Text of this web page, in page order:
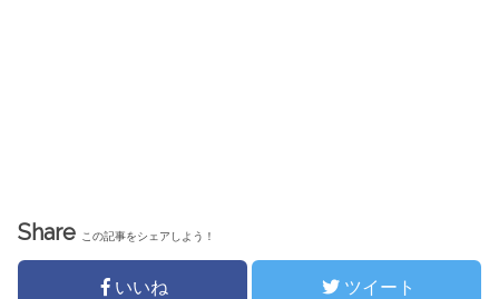
Share この記事をシェアしよう！
いいね ツイート